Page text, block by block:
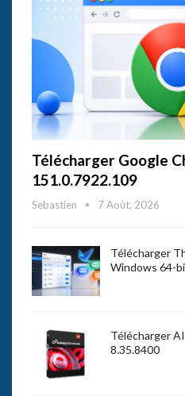
Télécharger Google
151.0.7922.109
Sebastien 7 Août, 2026
Télécharger
Windows 64-
Télécharger
8.35.8400